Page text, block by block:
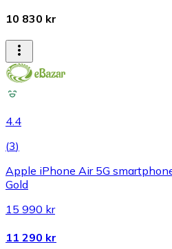
10 830 kr
4.4
(3)
Apple iPhone Air 5G
Gold
15 990 kr
11 290 kr